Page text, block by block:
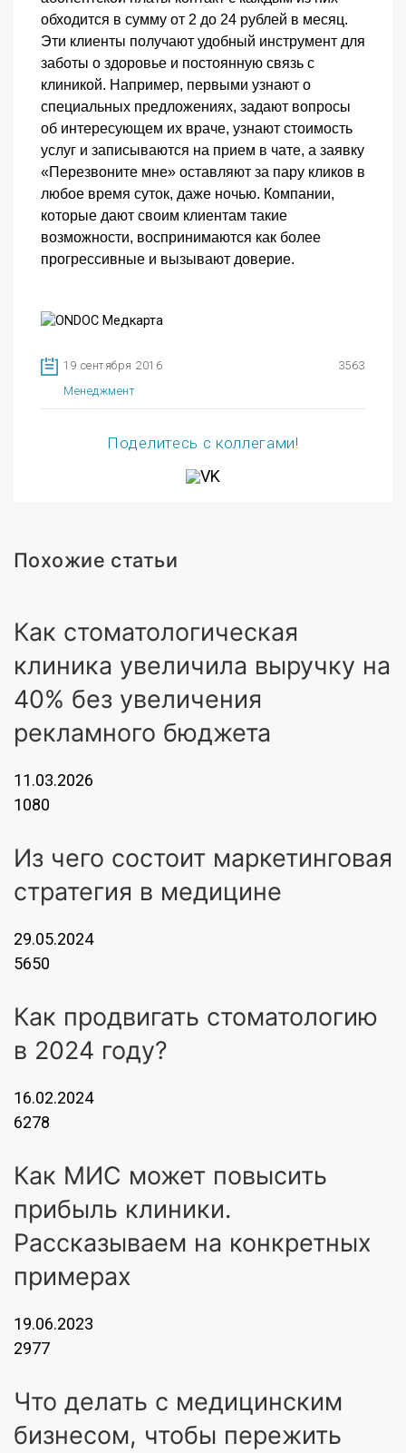
обходится в сумму от 2 до 24 рублей в месяц.
Эти клиенты получают удобный инструмент для
заботы о здоровье и постоянную связь с
клиникой. Например, первыми узнают о
специальных предложениях, задают вопросы
об интересующем их враче, узнают стоимость
услуг и записываются на прием в чате, а заявку
«Перезвоните мне» оставляют за пару кликов в
любое время суток, даже ночью. Компании,
которые дают своим клиентам такие
возможности, воспринимаются как более
прогрессивные и вызывают доверие.
19 сентября 2016
Менеджмент
3563
Поделитесь с коллегами!
Похожие статьи
Как стоматологическая
клиника увеличила выручку на
40% без увеличения
рекламного бюджета
11.03.2026
1080
Из чего состоит маркетинговая
стратегия в медицине
29.05.2024
5650
Как продвигать стоматологию
в 2024 году?
16.02.2024
6278
Как МИС может повысить
прибыль клиники.
Рассказываем на конкретных
примерах
19.06.2023
2977
Что делать с медицинским
бизнесом, чтобы пережить